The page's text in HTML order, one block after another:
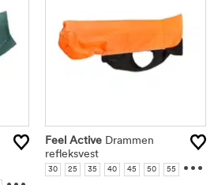
Feel Active Drammen
refleksvest
30 25 35 40 45 50 55
60
...